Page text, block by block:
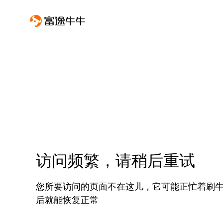
访问频繁，请稍后重试
您所要访问的页面不在这儿，它可能正忙着刷
后就能恢复正常